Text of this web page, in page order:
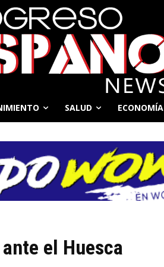
SALUD ECONOMÍA
el Huesca